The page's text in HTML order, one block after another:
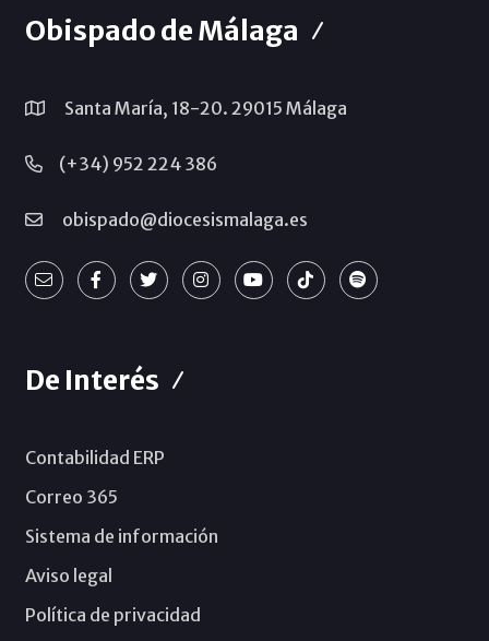
Obispado de Málaga
Santa María, 18-20. 29015 Málaga
(+34) 952 224 386
obispado@diocesismalaga.es
De Interés
Contabilidad ERP
Correo 365
Sistema de información
Aviso legal
Política de privacidad